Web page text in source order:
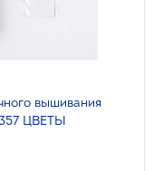
вышивания
357 ЦВЕТЫ